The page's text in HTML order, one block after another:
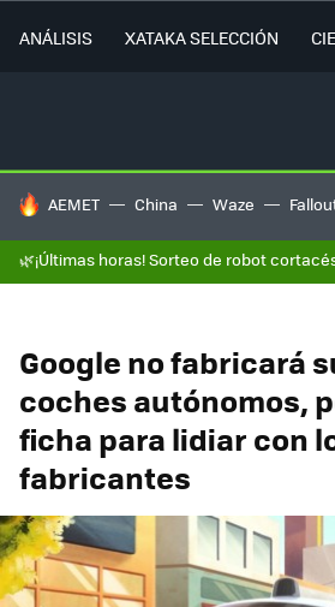
ANÁLISIS XATAKA SELECCIÓN
HOY SE HABLA DE
AEMET China Waze
🌿¡Últimas horas! Sorteo de robot
Google no fabricará
coches autónomos,
ficha para lidiar con
fabricantes